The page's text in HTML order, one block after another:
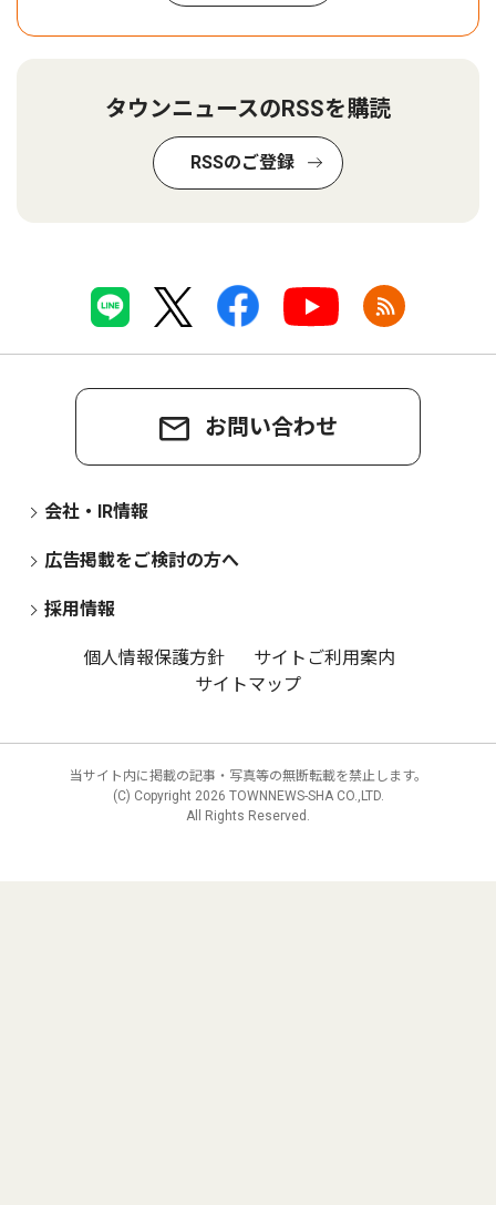
タウンニュースのRSSを購読
RSSのご登録
お問い合わせ
会社・IR情報
広告掲載をご検討の方へ
採用情報
個人情報保護方針
サイトご利用案内
サイトマップ
当サイト内に掲載の記事・写真等の無断転載を禁止します。
(C) Copyright 2026 TOWNNEWS-SHA CO.,LTD.
All Rights Reserved.